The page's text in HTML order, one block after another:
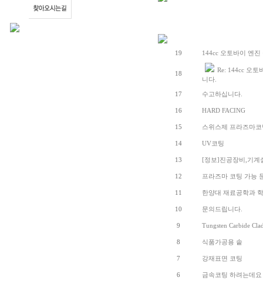
19 144cc 오토바이 엔
18
Re: 144cc 오토
니다.
17 수고하십니다.
16 HARD FACING
15 스위스제 프라즈마
14 UV코팅
13 [정보]진공장비,기계
12 프라즈마 코팅 가능
11 한양대 재료공학과
10 문의드립니다.
9 Tungsten Carbide
8 식품가공용 솥
7 강재표면 코팅
6 금속코팅 하려는데요